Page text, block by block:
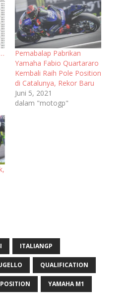
Pemabalap Pabrikan
Yamaha Fabio Quartararo
Kembali Raih Pole Position
di Catalunya, Rekor Baru
Juni 5, 2021
dalam "motogp"
ITALIANGP
QUALIFICATION
YAMAHA M1